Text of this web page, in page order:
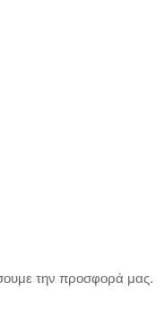
την προσφορά μας.